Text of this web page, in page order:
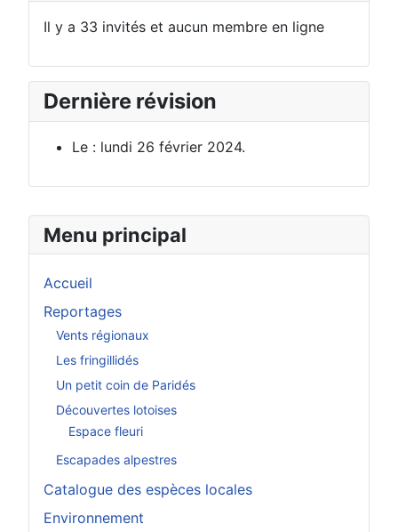
Menu principal
Accueil
Reportages
Vents régionaux
Les fringillidés
Un petit coin de Paridés
Découvertes lotoises
Espace fleuri
Escapades alpestres
Catalogue des espèces locales
Environnement
Il y a 33 invités et aucun membre en ligne
Dernière révision
Le : lundi 26 février 2024.